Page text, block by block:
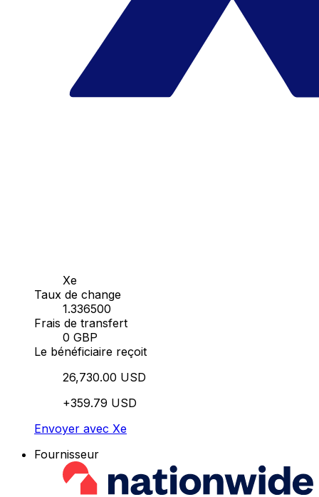
Xe
Taux de change
1.336500
Frais de transfert
0 GBP
Le bénéficiaire reçoit
26,730.00 USD
+359.79 USD
Envoyer avec Xe
Fournisseur